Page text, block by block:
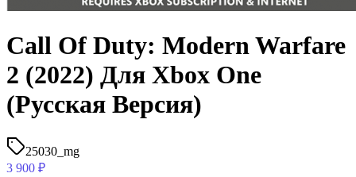
Call Of Duty: Modern Warfare
2 (2022) Для Xbox One
(Русская Версия)
25030_mg
3 900 ₽